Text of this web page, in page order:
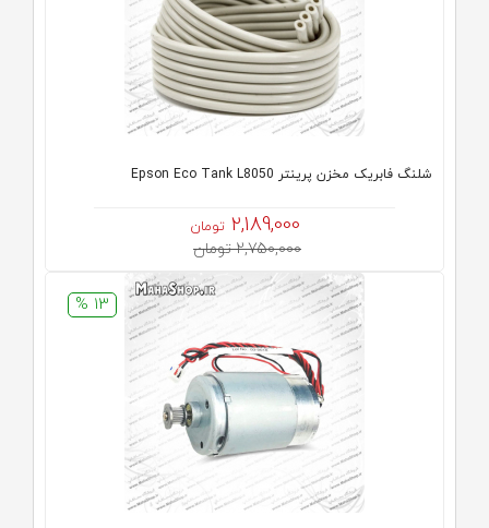
شلنگ فابریک مخزن پرینتر Epson Eco Tank L8050
2,189,000 تومان
2,750,000 تومان
13 %